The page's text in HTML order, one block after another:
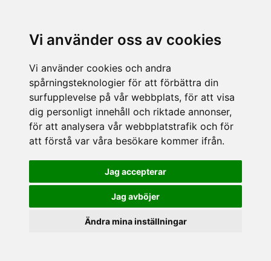
Vi använder oss av cookies
Vi använder cookies och andra
spårningsteknologier för att förbättra din
surfupplevelse på vår webbplats, för att visa
dig personligt innehåll och riktade annonser,
för att analysera vår webbplatstrafik och för
att förstå var våra besökare kommer ifrån.
Jag accepterar
Jag avböjer
Ändra mina inställningar